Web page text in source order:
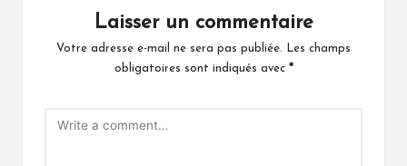
Laisser un commentaire
Votre adresse e-mail ne sera pas publiée.
Les champs
obligatoires sont indiqués avec *